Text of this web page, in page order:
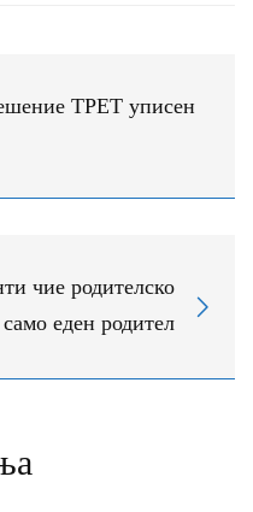
ТРЕТ уписен
чие родителско
еден родител